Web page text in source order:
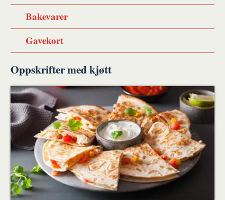
Bakevarer
Gavekort
Oppskrifter med kjøtt